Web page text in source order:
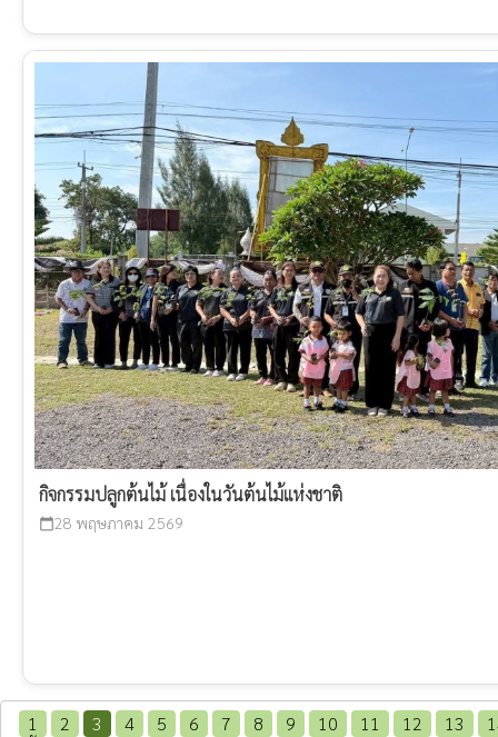
กิจกรรมปลูกต้นไม้ เนื่องในวันต้นไม้แห่งชาติ
calendar_today28 พฤษภาคม 2569
1 2 3 4 5 6 7 8 9 10 11 12 13